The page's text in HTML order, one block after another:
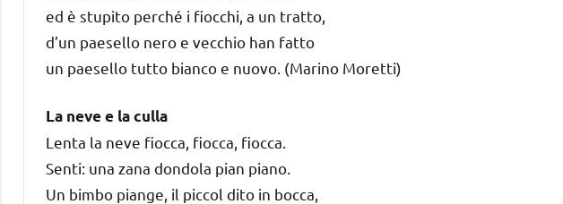
ed è stupito perché i fiocchi, a un tratto,
d’un paesello nero e vecchio han fatto
un paesello tutto bianco e nuovo. (Marino Moretti)
La neve e la culla
Lenta la neve fiocca, fiocca, fiocca.
Senti: una zana dondola pian piano.
Un bimbo piange, il piccol dito in bocca,